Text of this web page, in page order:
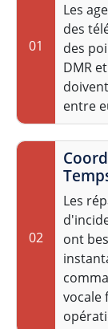
01
Les
des
des
DMR
entre
02
Les
ont
vocale